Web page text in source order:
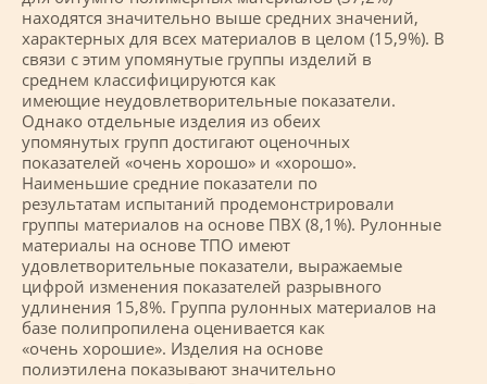
находятся значительно выше средних значений,
характерных для всех материалов в целом (15,9%). В
связи с этим упомянутые группы изделий в
среднем классифицируются как
имеющие неудовлетворительные показатели.
Однако отдельные изделия из обеих
упомянутых групп достигают оценочных
показателей «очень хорошо» и «хорошо».
Наименьшие средние показатели по
результатам испытаний продемонстрировали
группы материалов на основе ПВХ (8,1%). Рулонные
материалы на основе ТПО имеют
удовлетворительные показатели, выражаемые
цифрой изменения показателей разрывного
удлинения 15,8%. Группа рулонных материалов на
базе полипропилена оценивается как
«очень хорошие». Изделия на основе
полиэтилена показывают значительно